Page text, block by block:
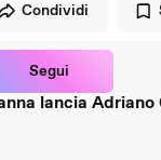
Condividi
Segui
lancia Adriano